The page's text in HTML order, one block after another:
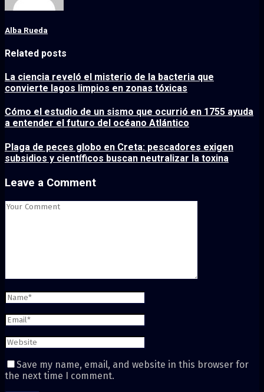
Alba Rueda
Related posts
La ciencia reveló el misterio de la bacteria que
convierte lagos limpios en zonas tóxicas
Cómo el estudio de un sismo que ocurrió en 1755 ayuda
a entender el futuro del océano Atlántico
Plaga de peces globo en Creta: pescadores exigen
subsidios y científicos buscan neutralizar la toxina
Leave a Comment
Save my name, email, and website in this browser for
the next time I comment.